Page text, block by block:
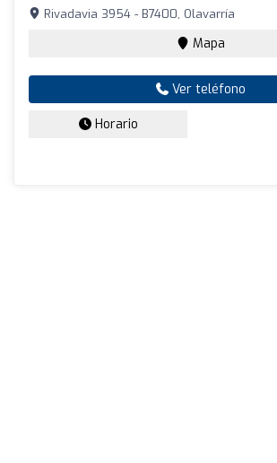
Rivadavia 3954 - B7400, Olavarría
Mapa
Ver teléfono
Horario